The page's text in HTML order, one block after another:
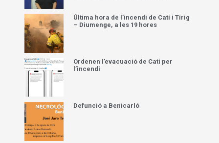
Última hora de l’incendi de Catí i Tírig
– Diumenge, a les 19 hores
Ordenen l’evacuació de Catí per
l’incendi
Defunció a Benicarló